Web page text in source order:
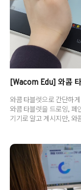
와콤 타블렛으로 간단하
와콤 타블렛을 드로잉, 페
기기로 알고 계시지만, 와
인기가 상당하답니다. 이
교육 프로그램에서 활용
시너지를 소개하고자 해
엔데믹이 찾아오면서 온
하이브리드 수업 등이 각